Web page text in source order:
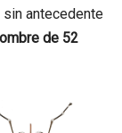
sin antecedente
de 52